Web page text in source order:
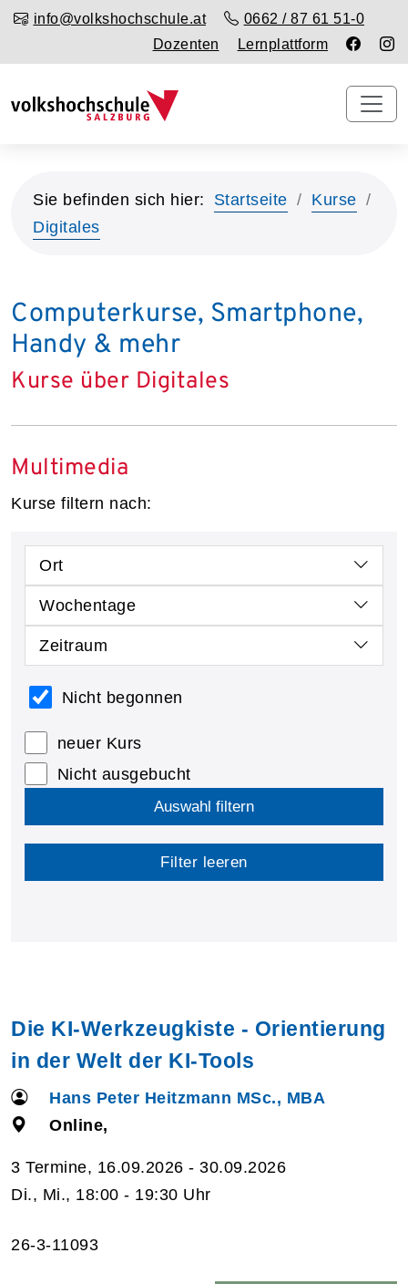
info@volkshochschule.at
0662 / 87 61 51-0
Dozenten
Lernplattform
Sie befinden sich hier: Startseite
Kurse
Digitales
Computerkurse, Smartphone,
Handy & mehr
Kurse über Digitales
Multimedia
Kurse filtern nach:
Ort
Wochentage
Zeitraum
Nicht begonnen
neuer Kurs
Nicht ausgebucht
Auswahl filtern
Filter leeren
Die KI-Werkzeugkiste - Orientierung
in der Welt der KI-Tools
Hans Peter Heitzmann MSc., MBA
Online,
3 Termine, 16.09.2026 - 30.09.2026
Di., Mi., 18:00 - 19:30 Uhr
26-3-11093